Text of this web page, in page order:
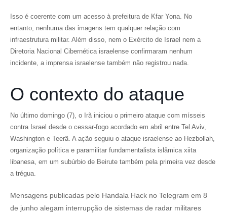
Isso é coerente com um acesso à prefeitura de Kfar Yona. No
entanto, nenhuma das imagens tem qualquer relação com
infraestrutura militar. Além disso, nem o Exército de Israel nem a
Diretoria Nacional Cibernética israelense confirmaram nenhum
incidente, a imprensa israelense também não registrou nada.
O contexto do ataque
No último domingo (7), o Irã iniciou o primeiro ataque com mísseis
contra Israel desde o cessar-fogo acordado em abril entre Tel Aviv,
Washington e Teerã. A ação seguiu o ataque israelense ao Hezbollah,
organização política e paramilitar fundamentalista islâmica xiita
libanesa, em um subúrbio de Beirute também pela primeira vez desde
a trégua.
Mensagens publicadas pelo Handala Hack no Telegram em 8
de junho alegam interrupção de sistemas de radar militares